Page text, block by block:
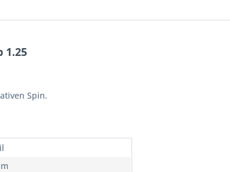
1.25
Spin.